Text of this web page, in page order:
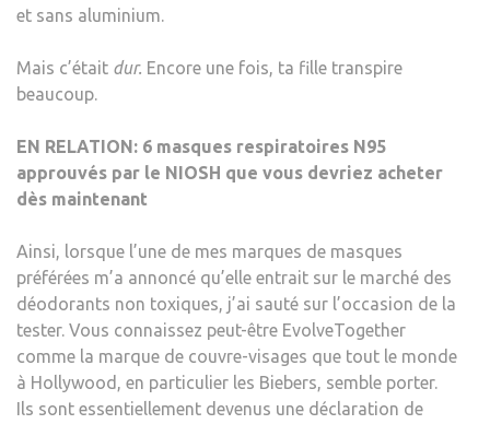
et sans aluminium.
Mais c’était dur. Encore une fois, ta fille transpire
beaucoup.
EN RELATION: 6 masques respiratoires N95
approuvés par le NIOSH que vous devriez acheter
dès maintenant
Ainsi, lorsque l’une de mes marques de masques
préférées m’a annoncé qu’elle entrait sur le marché des
déodorants non toxiques, j’ai sauté sur l’occasion de la
tester. Vous connaissez peut-être EvolveTogether
comme la marque de couvre-visages que tout le monde
à Hollywood, en particulier les Biebers, semble porter.
Ils sont essentiellement devenus une déclaration de